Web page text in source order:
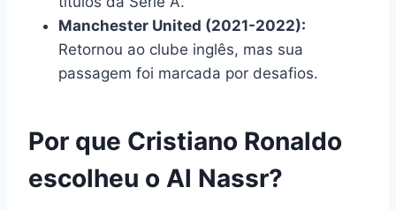
Manchester United (2021-2022):
Retornou ao clube inglês, mas sua
passagem foi marcada por desafios.
Por que Cristiano Ronaldo
escolheu o Al Nassr?